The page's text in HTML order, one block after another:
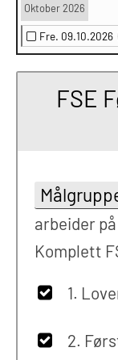
Oktober 2026
Fre. 09.10.2026
FSE
arbeider
Komplett
1.
2.